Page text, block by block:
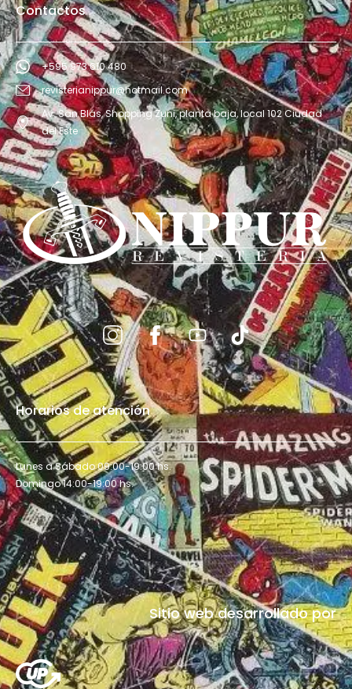
Contactos
+595 973 610 480
revisterianippur@hotmail.com
Av. San Blás, Shopping Zuni, planta baja, local 102 Ciudad
del Este
Horarios de atención
Lunes a Sábado 09:00-19:00 hs.
Domingo 14:00-19:00 hs.
Sitio web desarrollado por